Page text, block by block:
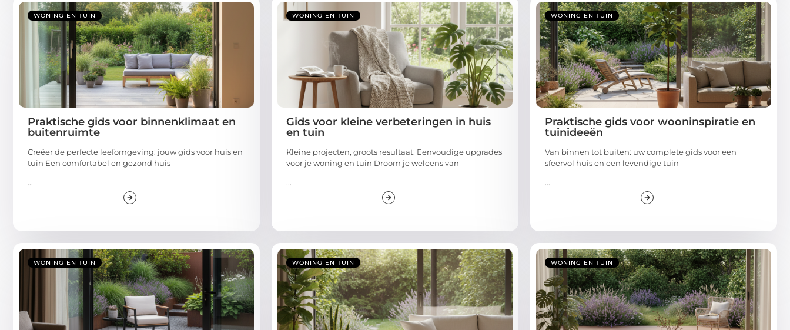
WONING EN TUIN
Praktische gids voor binnenklimaat en
buitenruimte
Creëer de perfecte leefomgeving: jouw gids voor huis en
tuin Een comfortabel en gezond huis
WONING EN TUIN
Gids voor kleine verbeteringen in huis
en tuin
Kleine projecten, groots resultaat: Eenvoudige upgrades
voor je woning en tuin Droom je weleens van
WONING EN TUIN
Praktische gids voor wooninspiratie en
tuinideeën
Van binnen tot buiten: uw complete gids voor een
sfeervol huis en een levendige tuin
WONING EN TUIN WONING EN TUIN WONING EN TUIN